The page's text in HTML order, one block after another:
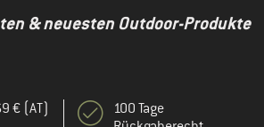
& neuesten Outdoor-Produkte
€ (AT)
100 Tage